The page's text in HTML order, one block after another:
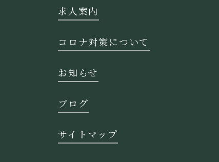
求人案内
コロナ対策について
お知らせ
ブログ
サイトマップ